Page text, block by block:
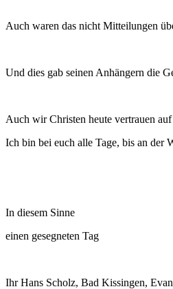
Auch waren das nicht Mitteilungen
Und dies gab seinen Anhängern die
Auch wir Christen heute vertrauen
Ich bin bei euch alle Tage, bis an der
In diesem Sinne
einen gesegneten Tag
Ihr Hans Scholz, Bad Kissingen,